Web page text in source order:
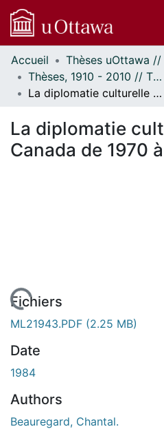
Communautés
et collections
Parcourir
À propos
Accueil
Thèses, 1910 - 2010 // Theses, 1910 - 2010
La diplomatie culturelle du Canada de 1970 à 1980.
La diplomatie
Canada de 1970
En cours de chargement...
Fichiers
ML21943.PDF (2.25 MB)
Date
1984
Authors
Beauregard, Chantal.